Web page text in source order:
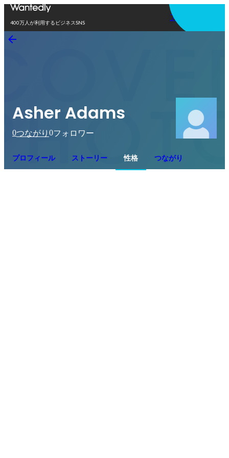
400万人が利用するビジネスSNS
アプリを使う
Asher Adams
0つながり 0フォロワー
プロフィール ストーリー 性格 つながり